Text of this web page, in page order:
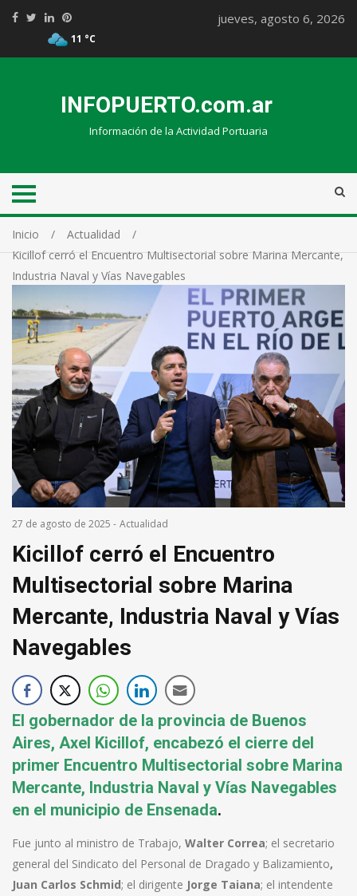
11 °C
jueves, agosto 6, 2026
INFOPUERTO.com.ar
Información de la Actividad Portuaria
Inicio
Actualidad
Kicillof cerró el Encuentro Multisectorial sobre Marina Mercante,
Industria Naval y Vías Navegables
27 de agosto de 2025 - Actualidad
Kicillof cerró el Encuentro
Multisectorial sobre Marina
Mercante, Industria Naval y Vías
Navegables
El gobernador de la provincia de Buenos
Aires, Axel Kicillof, encabezó el cierre del
primer Encuentro Multisectorial sobre Marina
Mercante, Industria Naval y Vías Navegables
en el municipio de Ensenada.
Fue junto al ministro de Trabajo, Walter Correa; el secretario
general del Sindicato del Personal de Dragado y Balizamiento,
Juan Carlos Schmid; el dirigente Jorge Taiana; el intendente